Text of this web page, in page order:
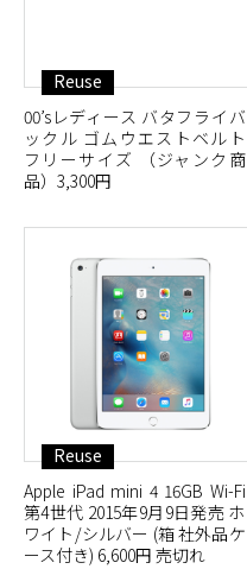
Reuse
00’sレディース バタフライバ
ックル ゴムウエストベルト
フリーサイズ （ジャンク商
品）3,300円
Reuse
Apple iPad mini 4 16GB Wi-Fi
第4世代 2015年9月9日発売 ホ
ワイト/シルバー (箱 社外品ケ
ース付き) 6,600円 売切れ